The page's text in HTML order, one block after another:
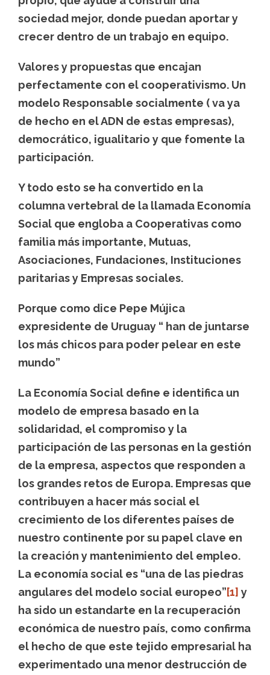
sociedad mejor, donde puedan aportar y
crecer dentro de un trabajo en equipo.
Valores y propuestas que encajan
perfectamente con el cooperativismo. Un
modelo Responsable socialmente ( va ya
de hecho en el ADN de estas empresas),
democrático, igualitario y que fomente la
participación.
Y todo esto se ha convertido en la
columna vertebral de la llamada Economía
Social que engloba a Cooperativas como
familia más importante, Mutuas,
Asociaciones, Fundaciones, Instituciones
paritarias y Empresas sociales.
Porque como dice Pepe Mújica
expresidente de Uruguay “ han de juntarse
los más chicos para poder pelear en este
mundo”
La Economía Social define e identifica un
modelo de empresa basado en la
solidaridad, el compromiso y la
participación de las personas en la gestión
de la empresa, aspectos que responden a
los grandes retos de Europa. Empresas que
contribuyen a hacer más social el
crecimiento de los diferentes países de
nuestro continente por su papel clave en
la creación y mantenimiento del empleo.
La economía social es “una de las piedras
angulares del modelo social europeo”[1] y
ha sido un estandarte en la recuperación
económica de nuestro país, como confirma
el hecho de que este tejido empresarial ha
experimentado una menor destrucción de